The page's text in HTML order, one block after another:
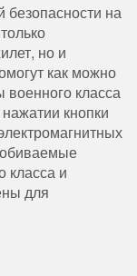
безопасности на
но и
как можно
военного класса
кнопки
класса и
для